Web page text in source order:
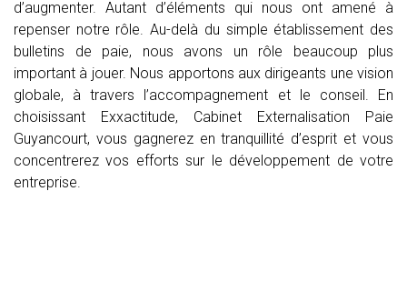
d’augmenter. Autant d’éléments qui nous ont amené à
repenser notre rôle. Au-delà du simple établissement des
bulletins de paie, nous avons un rôle beaucoup plus
important à jouer. Nous apportons aux dirigeants une vision
globale, à travers l’accompagnement et le conseil. En
choisissant Exxactitude, Cabinet Externalisation Paie
Guyancourt, vous gagnerez en tranquillité d’esprit et vous
concentrerez vos efforts sur le développement de votre
entreprise.